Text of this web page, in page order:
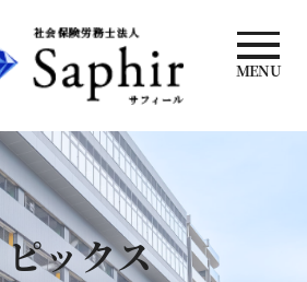
社会保険労務
士法人 サフィ
ール
MENU
ックス